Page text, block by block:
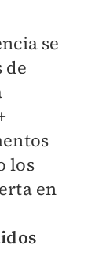
se
de
los
en